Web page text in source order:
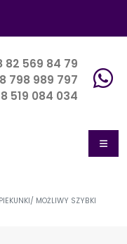
82 569 84 79
798 989 797
519 084 034
MOŻLIWY SZYBKI